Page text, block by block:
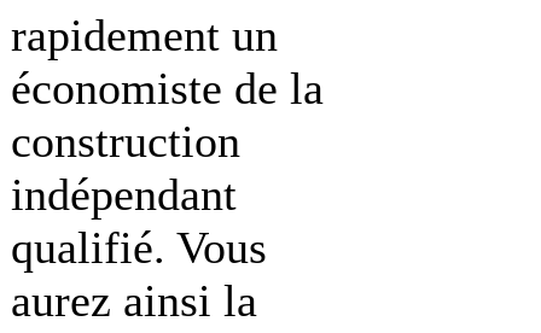
rapidement un
économiste de la
construction
indépendant
qualifié. Vous
aurez ainsi la